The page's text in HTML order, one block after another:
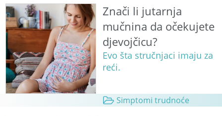
Znači li jutarnja
mučnina da očekujete
djevojčicu?
Evo šta stručnjaci imaju za
reći.
Simptomi trudnoće